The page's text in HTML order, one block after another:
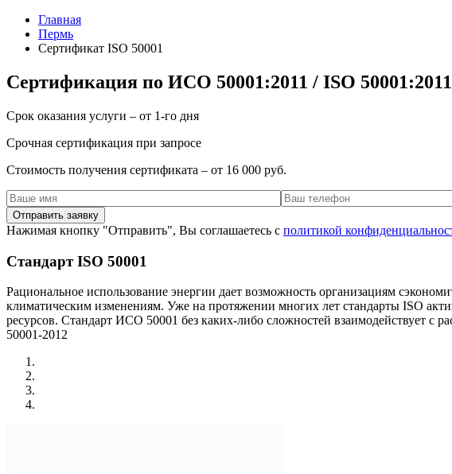
Главная
Пермь
Сертификат ISO 50001
Сертификация по ИСО 50001:2011 / ISO
Срок оказания услуги – от 1-го дня
Срочная сертификация при запросе
Стоимость получения сертификата – от 16 000 руб.
Нажимая кнопку "Отправить", Вы соглашаетесь с политикой
Стандарт ISO 50001
Рациональное использование энергии дает возможность организациям
климатическим изменениям. Уже на протяжении многих лет стандарты ISO
ресурсов. Стандарт ИСО 50001 без каких-либо сложностей взаимодействует
50001-2012